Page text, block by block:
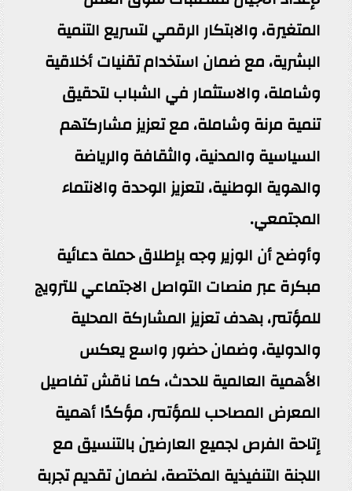
المتغيرة، والابتكار الرقمي لتسريع التنمية
البشرية، مع ضمان استخدام تقنيات أخلاقية
وشاملة، والاستثمار في الشباب لتحقيق
تنمية مرنة وشاملة، مع تعزيز مشاركتهم
السياسية والمدنية، والثقافة والرياضة
والهوية الوطنية، لتعزيز الوحدة والانتماء
المجتمعي.
‎وأوضح أن الوزير وجه بإطلاق حملة دعائية
مبكرة عبر منصات التواصل الاجتماعي للترويج
للمؤتمر، بهدف تعزيز المشاركة المحلية
والدولية، وضمان حضور واسع يعكس
الأهمية العالمية للحدث، كما ناقش تفاصيل
المعرض المصاحب للمؤتمر، مؤكدًا أهمية
إتاحة الفرص لجميع العارضين بالتنسيق مع
اللجنة التنفيذية المختصة، لضمان تقديم تجربة